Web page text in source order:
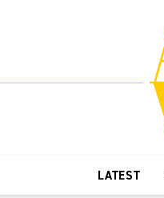
LATEST